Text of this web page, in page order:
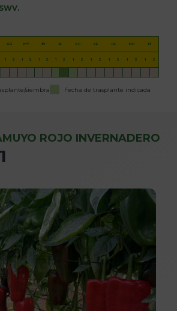
AB MY JN JL AG SE OC NO DI
1 2 1 2 1 2 1 2 1 2 1 2 1 2 1 2 1 2
siembra Fecha de trasplante indicada
ROJO INVERNADERO